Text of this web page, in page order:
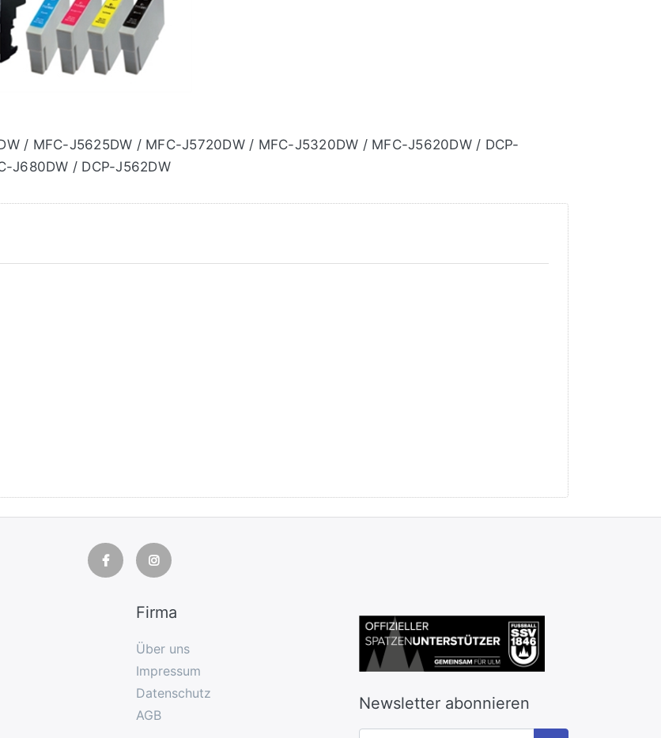
/ MFC-J5625DW / MFC-J5720DW / MFC-J5320DW / MFC-J5620DW / DCP-
J680DW / DCP-J562DW
Firma
Über uns
Impressum
Datenschutz
AGB
Newsletter abonnieren